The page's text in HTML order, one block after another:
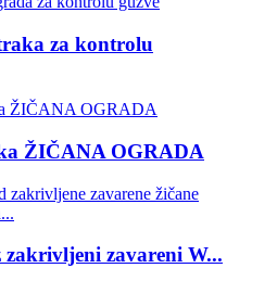
za kontrolu
ŽIČANA OGRADA
zakrivljeni zavareni W...